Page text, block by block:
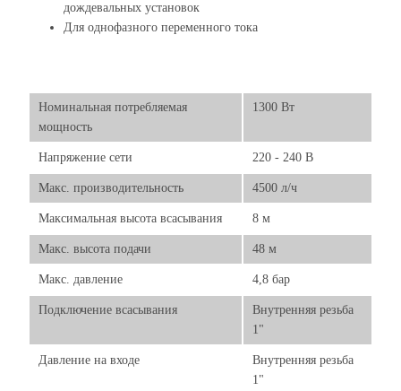
дождевальных установок
Для однофазного переменного тока
Номинальная потребляемая
мощность
1300 Вт
Напряжение сети 220 - 240 В
Макс. производительность 4500 л/ч
Максимальная высота всасывания 8 м
Макс. высота подачи 48 м
Макс. давление 4,8 бар
Подключение всасывания
Внутренняя резьба
1"
Давление на входе
Внутренняя резьба
1"